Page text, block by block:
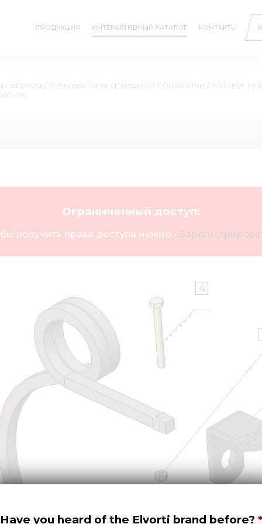
ПРОДУКЦИЯ ИНТЕРАКТИВНЫЙ КАТАЛОГ КОНТАКТЫ
единиц / Культиваторы сплошной обработки / Каталог
06
Ограниченный доступ!
получить права доступа нужно -
4
Have you heard of the Elvorti brand before?